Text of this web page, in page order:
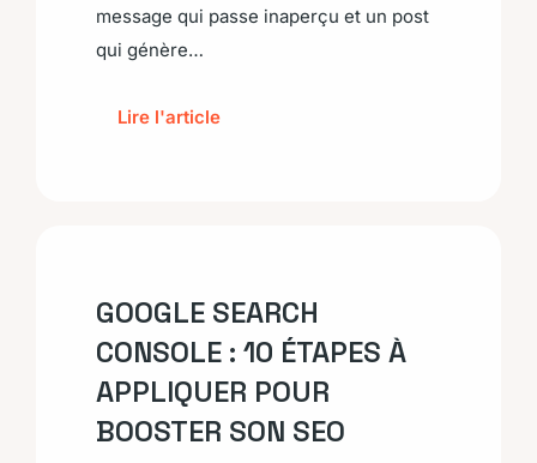
message qui passe inaperçu et un post
qui génère…
Lire l'article
GOOGLE SEARCH
CONSOLE : 10 ÉTAPES À
APPLIQUER POUR
BOOSTER SON SEO